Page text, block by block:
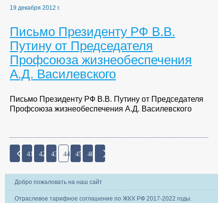
19 декабря 2012 г.
Письмо Президенту РФ В.В.
Путину от Председателя
Профсоюза жизнеобеспечения
А.Д. Василевского
Письмо Президенту РФ В.В. Путину от Председателя
Профсоюза жизнеобеспечения А.Д. Василевского
41 42 43 44 45 46
Добро пожаловать на наш сайт
Отраслевое тарифное соглашение по ЖКХ РФ 2017-2022 годы.